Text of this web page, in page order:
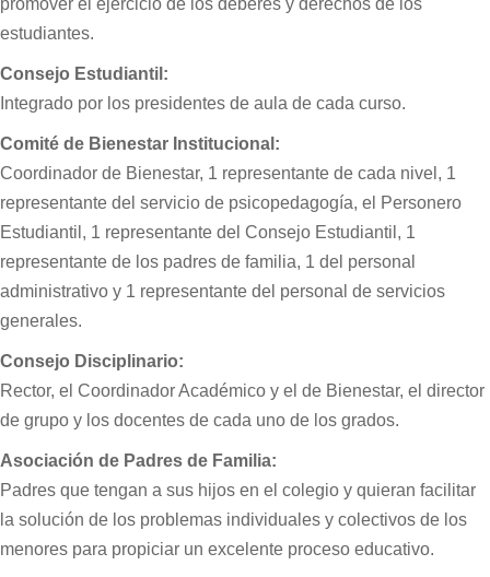
estudiantes.
Consejo Estudiantil:
Integrado por los presidentes de aula de cada curso.
Comité de Bienestar Institucional:
Coordinador de Bienestar, 1 representante de cada nivel, 1
representante del servicio de psicopedagogía, el Personero
Estudiantil, 1 representante del Consejo Estudiantil, 1
representante de los padres de familia, 1 del personal
administrativo y 1 representante del personal de servicios
generales.
Consejo Disciplinario:
Rector, el Coordinador Académico y el de Bienestar, el director
de grupo y los docentes de cada uno de los grados.
Asociación de Padres de Familia:
Padres que tengan a sus hijos en el colegio y quieran facilitar
la solución de los problemas individuales y colectivos de los
menores para propiciar un excelente proceso educativo.